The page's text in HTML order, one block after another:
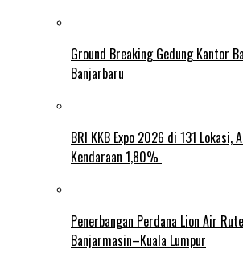
Ground Breaking Gedung Kantor
Banjarbaru
BRI KKB Expo 2026 di 131 Lokasi,
Kendaraan 1,80%
Penerbangan Perdana Lion Air
Banjarmasin–Kuala Lumpur